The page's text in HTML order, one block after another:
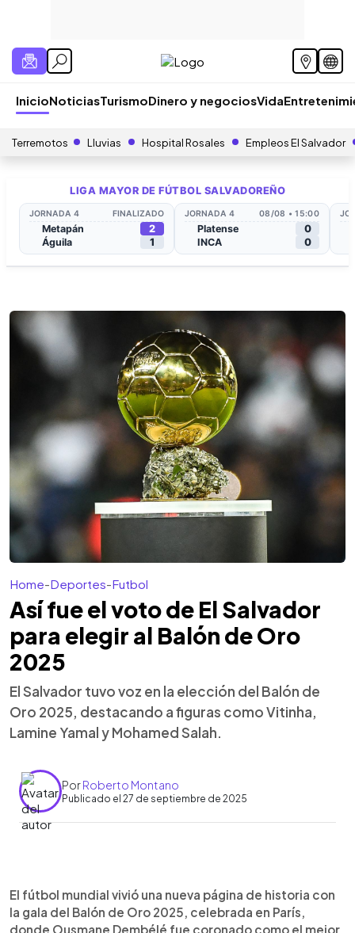
InicioNoticiasTurismoDinero y negociosVida
Terremotos Lluvias Hospital Rosales Empleos El Salvador
Home-Deportes-Futbol
Así fue el voto de El Salvador
para elegir al Balón de Oro
2025
El Salvador tuvo voz en la elección del Balón de
Oro 2025, destacando a figuras como Vitinha,
Lamine Yamal y Mohamed Salah.
PorRoberto Montano
Publicado el 27 de septiembre de 2025
► Escuchar artículo
El Salvador estuvo representado en la votación
del Balón de Oro 2025, que coronó a Ousmane
Dembélé como mejor jugador del mundo. En la
El fútbol mundial vivió una nueva página de historia con
la gala del Balón de Oro 2025, celebrada en París,
donde Ousmane Dembélé fue coronado como el mejor